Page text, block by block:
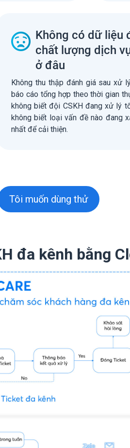
Không có dữ liệu
chất lượng dịch
ở đâu
Không thu thập đánh giá sau xử
báo cáo tổng hợp theo thời gian
không biết đội CSKH đang xử lý
không biết loại vấn đề nào đang
nhất để cải thiện.
Tôi muốn dùng thử
đa kênh bằng